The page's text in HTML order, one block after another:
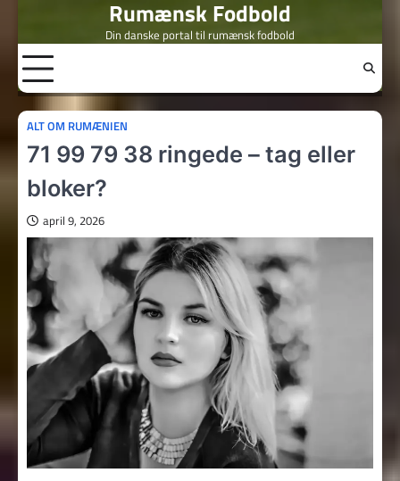
content
Rumænsk Fodbold
Din danske portal til rumænsk fodbold
ALT OM RUMÆNIEN
71 99 79 38 ringede – tag eller
bloker?
april 9, 2026